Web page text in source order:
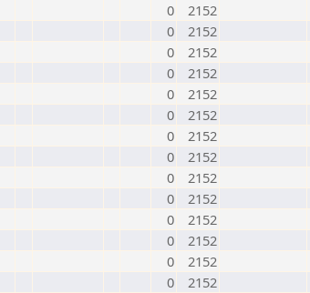
0
2152
0
2152
0
2152
0
2152
0
2152
0
2152
0
2152
0
2152
0
2152
0
2152
0
2152
0
2152
0
2152
0
2152